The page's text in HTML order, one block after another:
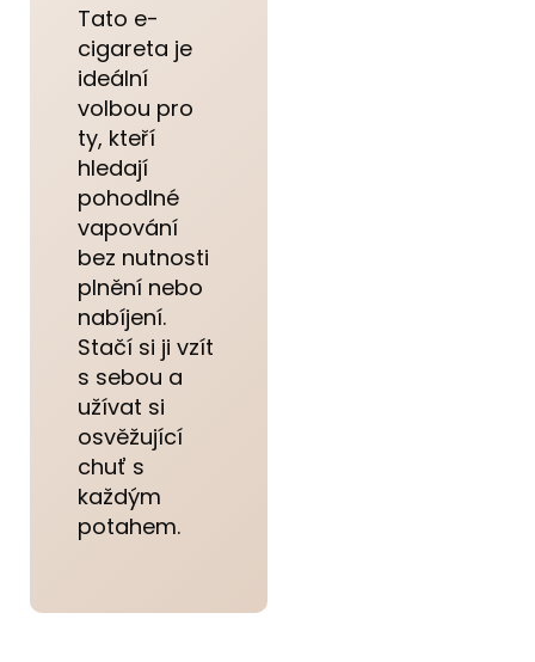
Tato e-
cigareta je
ideální
volbou pro
ty, kteří
hledají
pohodlné
vapování
bez nutnosti
plnění nebo
nabíjení.
Stačí si ji vzít
s sebou a
užívat si
osvěžující
chuť s
každým
potahem.